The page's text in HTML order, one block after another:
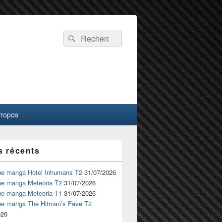
Recherche :
Rechercher
récents
manga Hotel Inhumans T2 31/07/2026
manga Meteoria T2 31/07/2026
manga Meteoria T1 31/07/2026
manga The Hitman’s Fave T2